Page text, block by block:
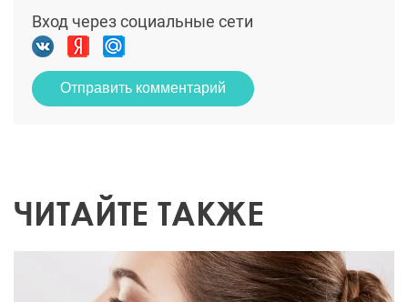
Вход через социальные сети
Отправить комментарий
ЧИТАЙТЕ ТАКЖЕ